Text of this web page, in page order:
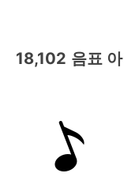
18,102 음표